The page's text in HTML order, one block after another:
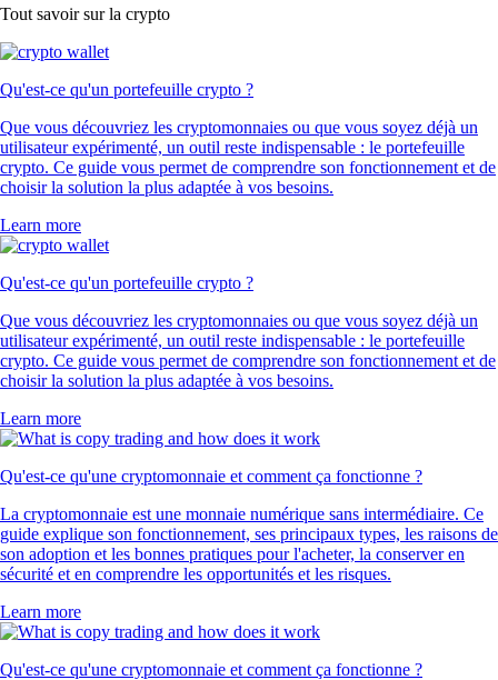
Tout savoir sur la crypto
Qu'est-ce qu'un portefeuille crypto ?
Que vous découvriez les cryptomonnaies ou que vous soyez déjà un
utilisateur expérimenté, un outil reste indispensable : le portefeuille
crypto. Ce guide vous permet de comprendre son fonctionnement et de
choisir la solution la plus adaptée à vos besoins.
Learn more
Qu'est-ce qu'un portefeuille crypto ?
Que vous découvriez les cryptomonnaies ou que vous soyez déjà un
utilisateur expérimenté, un outil reste indispensable : le portefeuille
crypto. Ce guide vous permet de comprendre son fonctionnement et de
choisir la solution la plus adaptée à vos besoins.
Learn more
Qu'est-ce qu'une cryptomonnaie et comment ça fonctionne ?
La cryptomonnaie est une monnaie numérique sans intermédiaire. Ce
guide explique son fonctionnement, ses principaux types, les raisons de
son adoption et les bonnes pratiques pour l'acheter, la conserver en
sécurité et en comprendre les opportunités et les risques.
Learn more
Qu'est-ce qu'une cryptomonnaie et comment ça fonctionne ?